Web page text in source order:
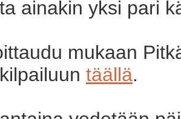
ainakin yksi pari
mukaan
täällä.